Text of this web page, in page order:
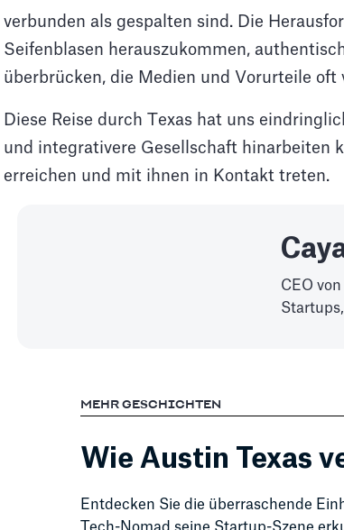
verbunden als gespalten sind. Die
Seifenblasen herauszukommen,
überbrücken, die Medien und Vorurteile oft
Diese Reise durch Texas hat uns
und integrativere Gesellschaft hinarbeiten
erreichen und mit ihnen in Kontakt treten.
CEO
MEHR GESCHICHTEN
Wie Austin Texas
Entdecken Sie die überraschende